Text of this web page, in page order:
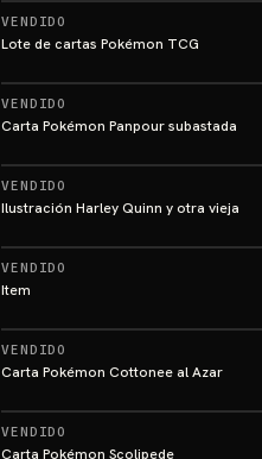
VENDIDO
Lote de cartas Pokémon TCG
VENDIDO
Carta Pokémon Panpour subastada
VENDIDO
Ilustración Harley Quinn y otra vieja
VENDIDO
Item
VENDIDO
Carta Pokémon Cottonee al Azar
VENDIDO
Carta Pokémon Scolipede